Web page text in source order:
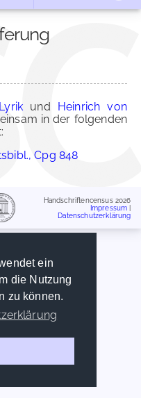
ein
die Nutzung
zu können.
und Heinrich von
in der folgenden
Cpg 848
Handschriftencensus 2026
Impressum
Datenschutzerklärung